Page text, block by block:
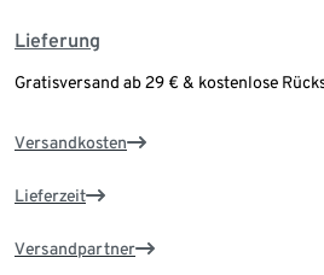
Lieferung
Gratisversand ab 29 € & kostenlose
Versandkosten
Lieferzeit
Versandpartner